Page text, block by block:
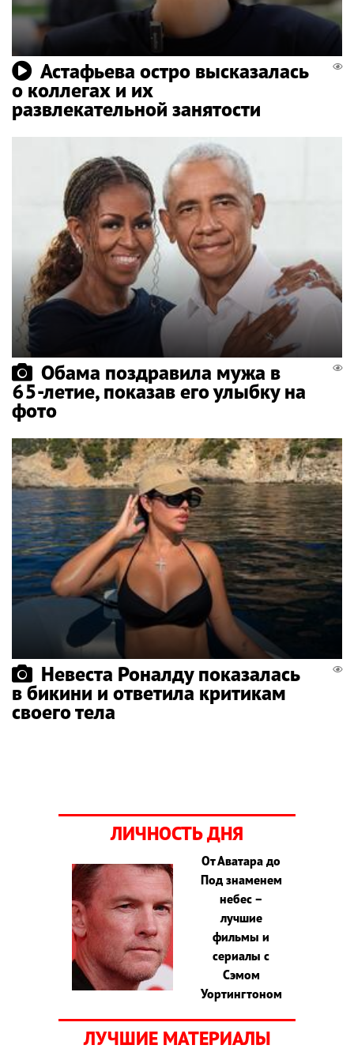
Астафьева остро высказалась
о коллегах и их
развлекательной занятости
Обама поздравила мужа в
65-летие, показав его улыбку на
фото
Невеста Роналду показалась
в бикини и ответила критикам
своего тела
ЛИЧНОСТЬ ДНЯ
От Аватара до
Под знаменем
небес –
лучшие
фильмы и
сериалы с
Сэмом
Уортингтоном
ЛУЧШИЕ МАТЕРИАЛЫ